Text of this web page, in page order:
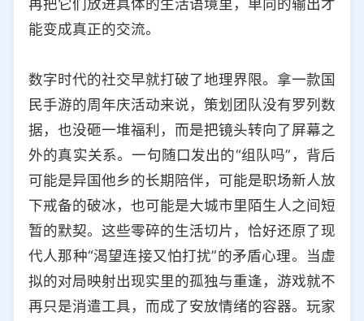
能变成真正的交流。
数字时代的社交早就打破了地理界限。拿一款国
民手游的周年庆活动来说，策划团队没有罗列数
据，也没砸一堆福利，而是把镜头转向了屏幕之
外的真实关系。一句随口发出的“组队吗”，背后
可能是异国他乡的长期陪伴，可能是职场新人放
下戒备的破冰，也可能是大城市里陌生人之间短
暂的默契。这些零碎的生活切片，恰好还原了现
代人那种“渴望连接又怕打扰”的矛盾心理。当虚
拟的对局映射出现实里的孤独与重逢，游戏就不
再只是消遣工具，而成了安放情绪的容器。玩家